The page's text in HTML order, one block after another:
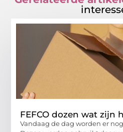
FEFCO dozen wat zijn
Vandaag de dag worden er